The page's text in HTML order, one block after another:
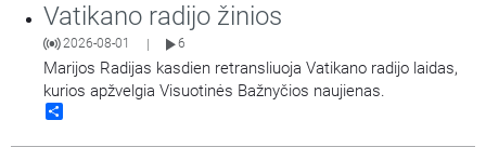
Vatikano radijo žinios
2026-08-01 6
Marijos Radijas kasdien retransliuoja Vatikano radijo laidas,
kurios apžvelgia Visuotinės Bažnyčios naujienas.